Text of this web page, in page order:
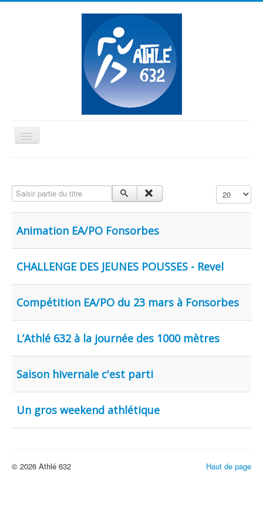
Basculer
la
Vous êtes ici : Accueil Ea-Po
Saisir partie du titre Affichage #
Animation EA/PO Fonsorbes
CHALLENGE DES JEUNES POUSSES - Revel
Compétition EA/PO du 23 mars à Fonsorbes
L’Athlé 632 à la journée des 1000 mètres
Saison hivernale c'est parti
Un gros weekend athlétique
Haut de page
© 2026 Athlé 632